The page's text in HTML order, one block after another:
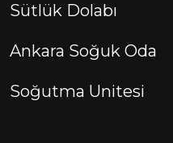
Sütlük Dolabı
Ankara Soğuk Oda
Soğutma Unitesi